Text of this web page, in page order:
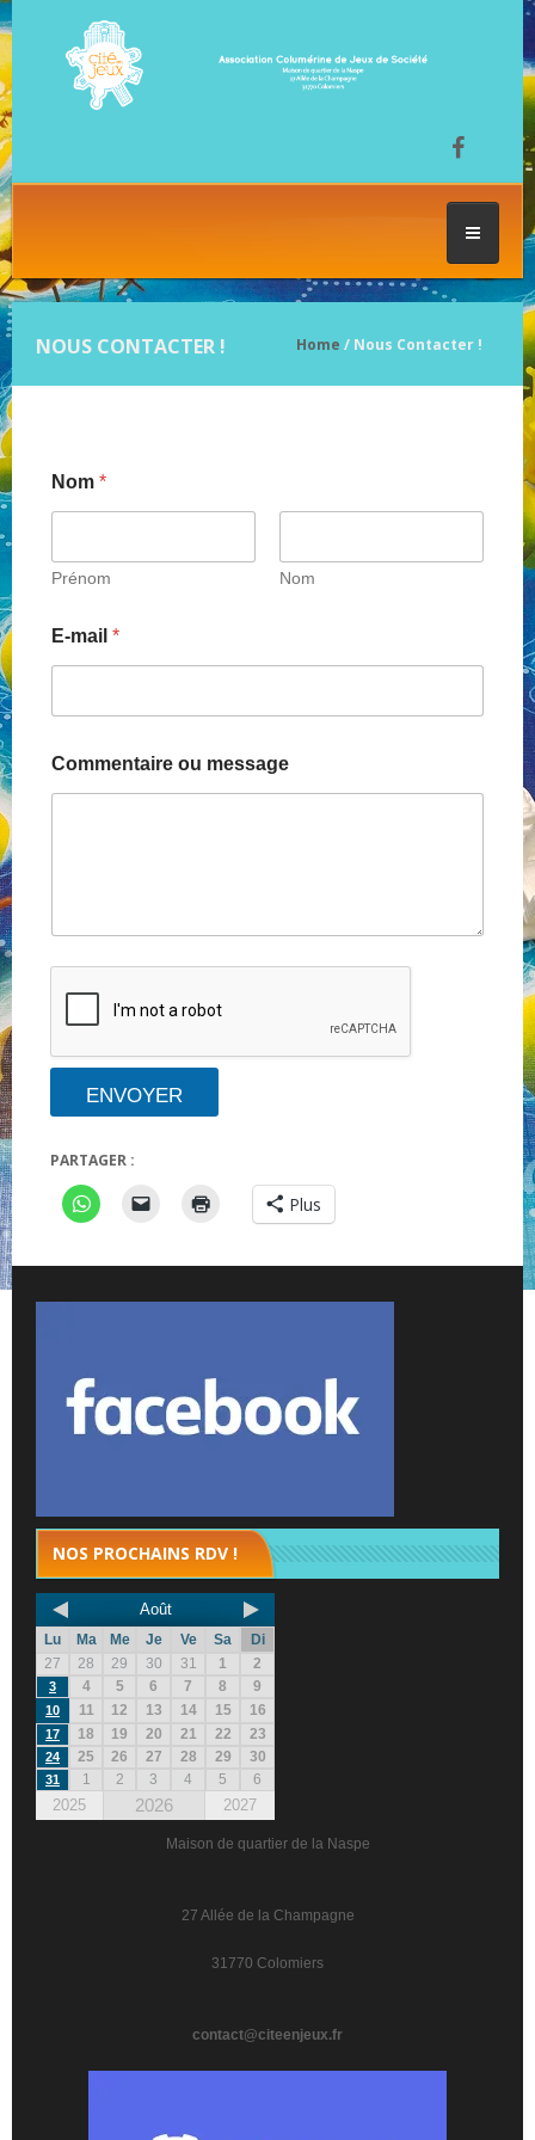
LES SÉANCES DE JEU
NOUS CONTACTER !
NOUS CONTACTER ! Home / Nous Contacter !
Nom *
Prénom Nom
E-mail *
Commentaire ou message
ENVOYER
PARTAGER :
Plus
NOS PROCHAINS RDV !
Août
Lu Ma Me Je Ve Sa
Di
27
28 29 30 31 1 2
3 4 5 6 7 8 9
10 11 12 13 14 15 16
17 18 19 20 21 22 23
24 25 26 27 28 29 30
31 1 2 3 4 5 6
2025 2026 2027
Maison de quartier de la Naspe
27 Allée de la Champagne
31770 Colomiers
contact@citeenjeux.fr